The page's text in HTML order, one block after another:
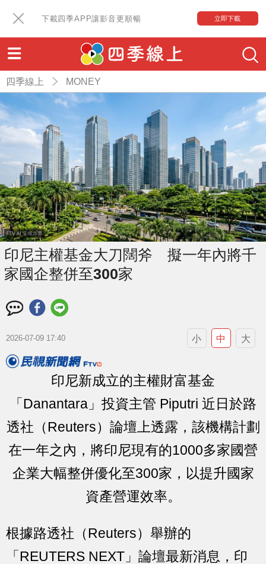
下載四季APP讓影音更順暢 立即下載
四季線上 MONEY
印尼主權基金大刀闊斧 擬一年內將千
家國企整併至300家
2026-07-09 17:40 小 中 大
印尼新成立的主權財富基金
「Danantara」投資主管 Piputri 近日於路
透社（Reuters）論壇上透露，該機構計劃
在一年之內，將印尼現有的1000多家國營
企業大幅整併優化至300家，以提升國家
資產營運效率。
根據路透社（Reuters）舉辦的
「REUTERS NEXT」論壇最新消息，印